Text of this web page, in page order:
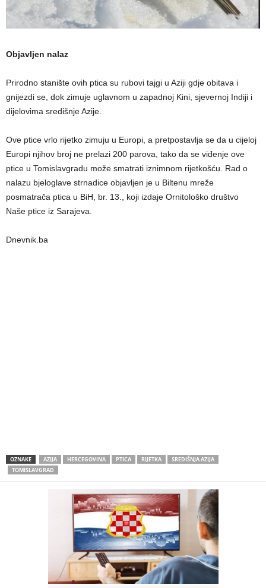
Objavljen nalaz
Prirodno stanište ovih ptica su rubovi tajgi u Aziji gdje obitava i
gnijezdi se, dok zimuje uglavnom u zapadnoj Kini, sjevernoj Indiji i
dijelovima središnje Azije.
Ove ptice vrlo rijetko zimuju u Europi, a pretpostavlja se da u cijeloj
Europi njihov broj ne prelazi 200 parova, tako da se viđenje ove
ptice u Tomislavgradu može smatrati iznimnom rijetkošću. Rad o
nalazu bjeloglave strnadice objavljen je u Biltenu mreže
posmatrača ptica u BiH, br. 13., koji izdaje Ornitološko društvo
Naše ptice iz Sarajeva.
Dnevnik.ba
OZNAKE AZIJA HERCEGOVINA PTICA RIJETKA
SREDIŠNJA AZIJA
TOMISLAVGRAD